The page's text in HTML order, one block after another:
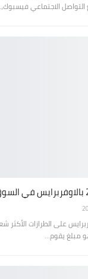
الاجتماعي
على الطرازات الأكثر
مبلغ يقوم…